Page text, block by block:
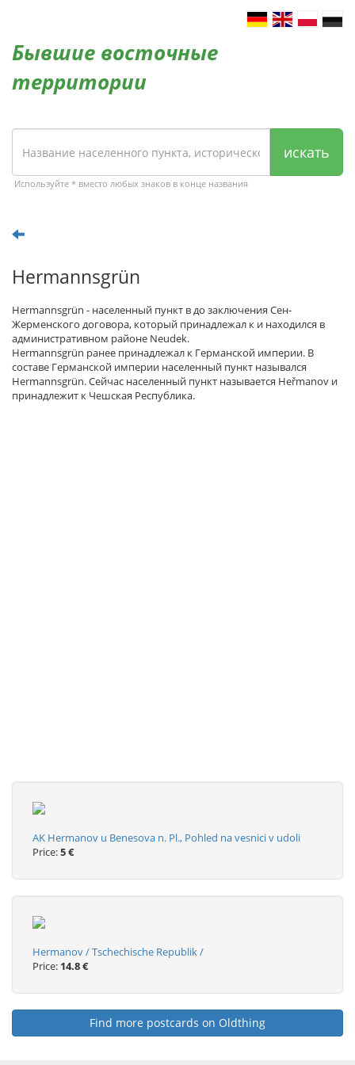
Бывшие восточные
территории
искать
Используйте * вместо любых знаков в конце названия
Hermannsgrün
Hermannsgrün - населенный пункт в до заключения Сен-
Жерменского договора, который принадлежал к и находился в
административном районе Neudek.
Hermannsgrün ранее принадлежал к Германской империи. В
составе Германской империи населенный пункт назывался
Hermannsgrün. Сейчас населенный пункт называется Heřmanov и
принадлежит к Чешская Республика.
AK Hermanov u Benesova n. Pl., Pohled na vesnici v udoli
Price:5 €
Hermanov / Tschechische Republik /
Price: 14.8 €
Find more postcards on Oldthing